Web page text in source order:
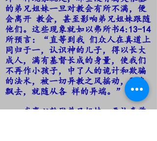
的弟兄姐妹一旦对教会有所不满，便
会离开 教会，甚至影响弟兄姐妹跟随
他们。这些现象就如以弗所书4:13-14
所预言：“直等到我 们众人在真道上
同归于一，认识神的儿子，得以长大
成人，满有基督长成的身量，使我们
不再作小孩子，中了人的诡计和欺骗
的法术，被一切异教之风摇动，飘来
飘去，就随从各 样的异端。”
我衷心鼓励弟兄姐妹，要认真学